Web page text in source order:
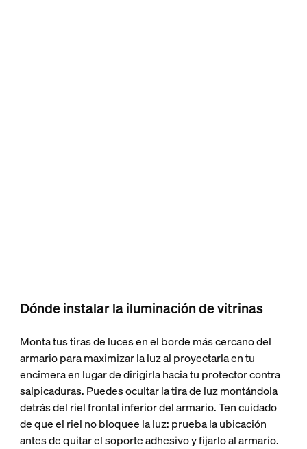
Dónde instalar la iluminación de vitrinas
Monta tus tiras de luces en el borde más cercano del
armario para maximizar la luz al proyectarla en tu
encimera en lugar de dirigirla hacia tu protector contra
salpicaduras. Puedes ocultar la tira de luz montándola
detrás del riel frontal inferior del armario. Ten cuidado
de que el riel no bloquee la luz: prueba la ubicación
antes de quitar el soporte adhesivo y fijarlo al armario.